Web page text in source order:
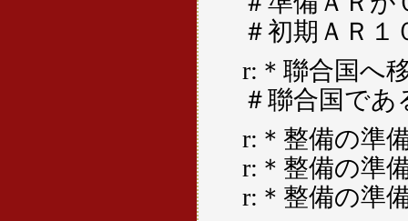
＃初期ＡＲ
r:＊聯合国へ
＃聯合国で
r:＊整備の準
r:＊整備の準
r:＊整備の準